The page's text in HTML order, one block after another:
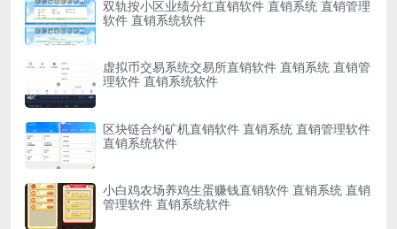
双轨按小区业绩分红直销软件 直销系统 直销管理
软件 直销系统软件
虚拟币交易系统交易所直销软件 直销系统 直销管
理软件 直销系统软件
区块链合约矿机直销软件 直销系统 直销管理软件
直销系统软件
小白鸡农场养鸡生蛋赚钱直销软件 直销系统 直销
管理软件 直销系统软件